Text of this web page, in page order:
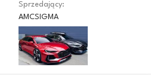
Sprzedający:
AMCSIGMA